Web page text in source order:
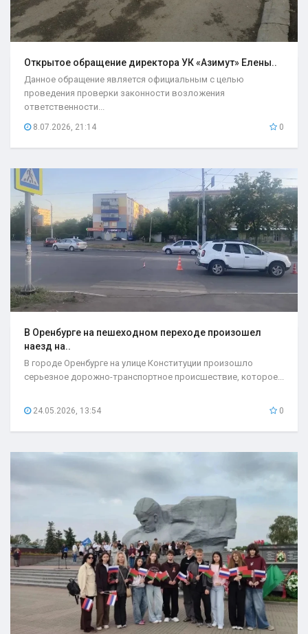
Открытое обращение директора УК «Азимут» Елены..
Данное обращение является официальным с целью
проведения проверки законности возложения
ответственности...
8.07.2026, 21:14 0
В Оренбурге на пешеходном переходе произошел
наезд на..
В городе Оренбурге на улице Конституции произошло
серьезное дорожно-транспортное происшествие, которое...
24.05.2026, 13:54 0